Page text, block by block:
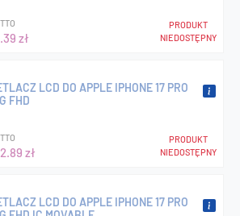
zł
PRODUKT
NIEDOSTĘPNY
LCD DO APPLE IPHONE 17 PRO
FHD
zł
PRODUKT
NIEDOSTĘPNY
LCD DO APPLE IPHONE 17 PRO